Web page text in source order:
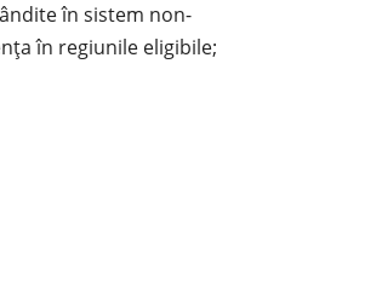
în sistem non-
în regiunile eligibile;